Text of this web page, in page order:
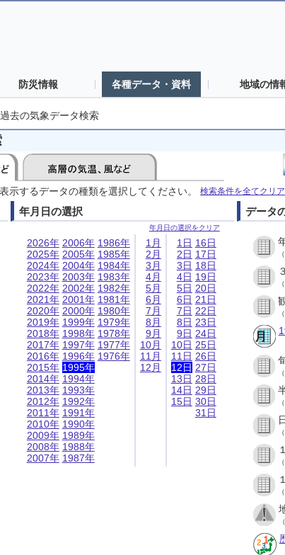
防災情報 各種データ・資料 地域の情
過去の気象データ検索
示するデータの種類を選択してください。 検索条件を全てクリア
年月日の選択
年月日の選択をクリア
2026年
2025年
2024年
2023年
2022年
2021年
2020年
2019年
2018年
2017年
2016年
2015年
2014年
2013年
2012年
2011年
2010年
2009年
2008年
2007年
2006年
2005年
2004年
2003年
2002年
2001年
2000年
1999年
1998年
1997年
1996年
1995年
1994年
1993年
1992年
1991年
1990年
1989年
1988年
1987年
1986年
1985年
1984年
1983年
1982年
1981年
1980年
1979年
1978年
1977年
1976年
1月
2月
3月
4月
5月
6月
7月
8月
9月
10月
11月
12月
1日
2日
3日
4日
5日
6日
7日
8日
9日
10日
11日
12日
13日
14日
15日
16日
17日
18日
19日
20日
21日
22日
23日
24日
25日
26日
27日
28日
29日
30日
31日
データ